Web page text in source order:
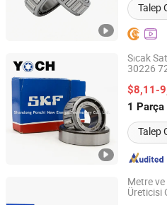
Talep
Sıcak
30226
$8,11-
1 Parça
Talep
Shandong Ponchi New Energy
Shandong, China
Metre
Üreticisi
Shandong Meizhou Precision